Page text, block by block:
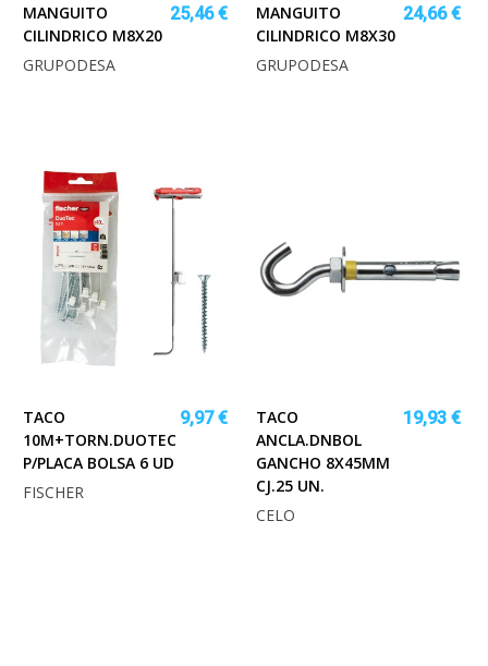
MANGUITO
CILINDRICO M8X20
25,46 €
GRUPODESA
MANGUITO
CILINDRICO M8X30
24,66 €
GRUPODESA
TACO
10M+TORN.DUOTEC
P/PLACA BOLSA 6 UD
9,97 €
FISCHER
TACO
ANCLA.DNBOL
GANCHO 8X45MM
CJ.25 UN.
19,93 €
CELO